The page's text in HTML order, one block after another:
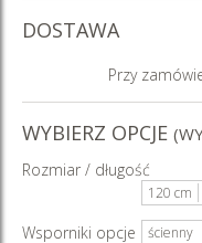
DOSTAWA
Przy
WYBIERZ OPCJE
Rozmiar / długość
120 cm
Wsporniki opcje ścienny